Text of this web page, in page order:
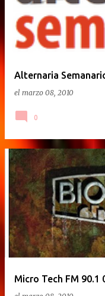
Alternaria
el marzo 08, 2010
0
Micro Tech FM 90.1